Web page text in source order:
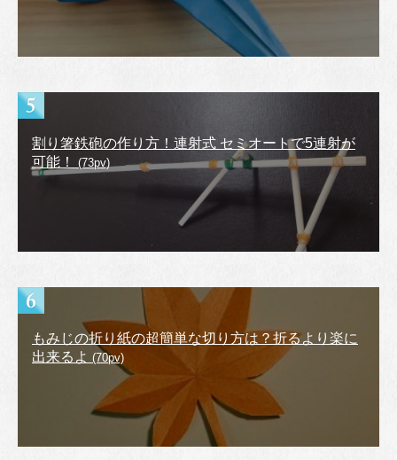
割り箸鉄砲の作り方！連射式 セミオートで5連射が
可能！
(73pv)
もみじの折り紙の超簡単な切り方は？折るより楽に
出来るよ (70pv)